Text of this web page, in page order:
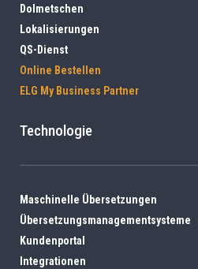
Dolmetschen
Lokalisierungen
QS-Dienst
Online Bestellen
ELG My Business Partner
Technologie
Maschinelle Übersetzungen
Übersetzungsmanagementsysteme
Kundenportal
Integrationen